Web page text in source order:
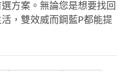
方案。無論您是想要找回
，雙效威而鋼藍P都能提